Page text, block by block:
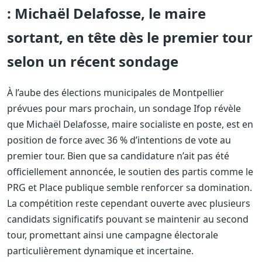
: Michaël Delafosse, le maire
sortant, en tête dès le premier tour
selon un récent sondage
À l’aube des élections municipales de Montpellier
prévues pour mars prochain, un sondage Ifop révèle
que Michaël Delafosse, maire socialiste en poste, est en
position de force avec 36 % d’intentions de vote au
premier tour. Bien que sa candidature n’ait pas été
officiellement annoncée, le soutien des partis comme le
PRG et Place publique semble renforcer sa domination.
La compétition reste cependant ouverte avec plusieurs
candidats significatifs pouvant se maintenir au second
tour, promettant ainsi une campagne électorale
particulièrement dynamique et incertaine.